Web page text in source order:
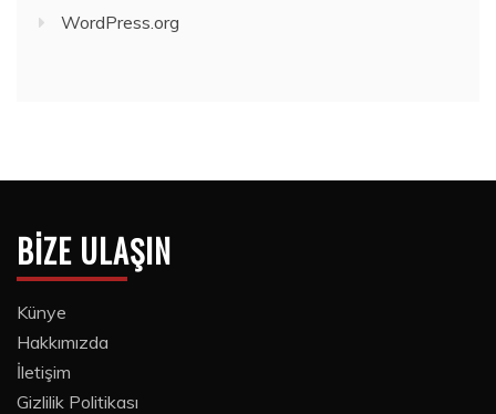
WordPress.org
BIZE ULAŞIN
Künye
Hakkımızda
İletişim
Gizlilik Politikası